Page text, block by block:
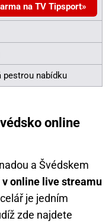
na TV Tipsport
pestrou nabídku
online
a Švédskem
v online live streamu
je jedním
zde najdete